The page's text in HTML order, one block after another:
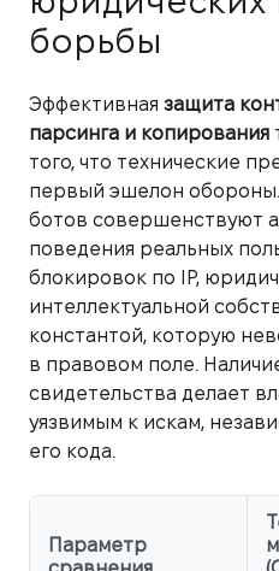
борьбы
Эффективная защита
парсинга и копирования
того, что технические
первый эшелон
ботов совершенствуют
поведения реальных
блокировок по IP,
интеллектуальной
константой, которую
в правовом поле.
свидетельства делает
уязвимым к искам,
его кода.
Параметр